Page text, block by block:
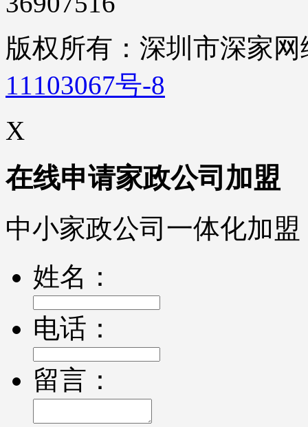
版权所有：深圳市深家
11103067号-8
X
在线申请家政公司加盟
中小家政公司一体化加
姓名：
电话：
留言：